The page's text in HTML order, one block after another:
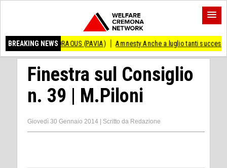
BREAKING NEWS
(PAVIA) Amnesty Anche a luglio tanti successi ed ingiustizie
Finestra sul Consiglio
n. 39 | M.Piloni
Giovedì 30 Gennaio 2014 Scritto da Redazione